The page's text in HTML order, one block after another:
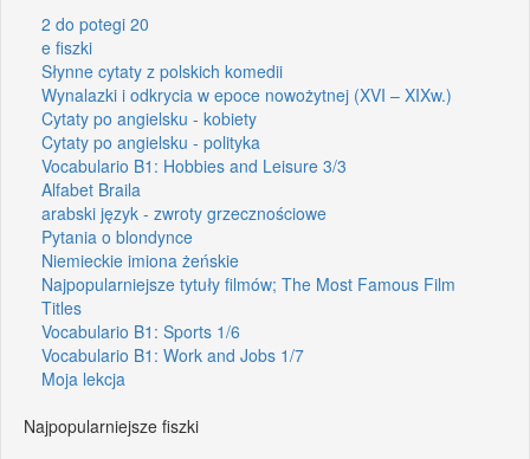
2 do potegi 20
e fiszki
Słynne cytaty z polskich komedii
Wynalazki i odkrycia w epoce nowożytnej (XVI – XIXw.)
Cytaty po angielsku - kobiety
Cytaty po angielsku - polityka
Vocabulario B1: Hobbies and Leisure 3/3
Alfabet Braila
arabski język - zwroty grzecznościowe
Pytania o blondynce
Niemieckie imiona żeńskie
Najpopularniejsze tytuły filmów; The Most Famous Film
Titles
Vocabulario B1: Sports 1/6
Vocabulario B1: Work and Jobs 1/7
Moja lekcja
Najpopularniejsze fiszki